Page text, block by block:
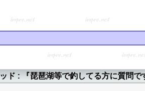
ド : 『琵琶湖等で釣してる方に質問で